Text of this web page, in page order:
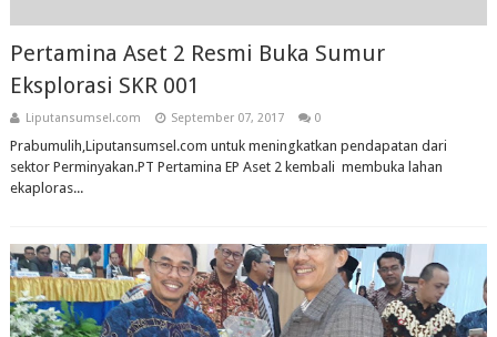
Pertamina Aset 2 Resmi Buka Sumur
Eksplorasi SKR 001
Liputansumsel.com September 07, 2017 0
Prabumulih,Liputansumsel.com untuk meningkatkan pendapatan dari
sektor Perminyakan.PT Pertamina EP Aset 2 kembali membuka lahan
ekaploras...